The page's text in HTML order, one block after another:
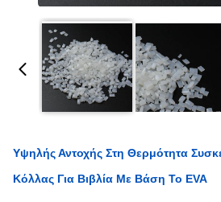
Υψηλής Αντοχής Στη Θερμότητα
Κόλλας Για Βιβλία Με Βάση Το EVA